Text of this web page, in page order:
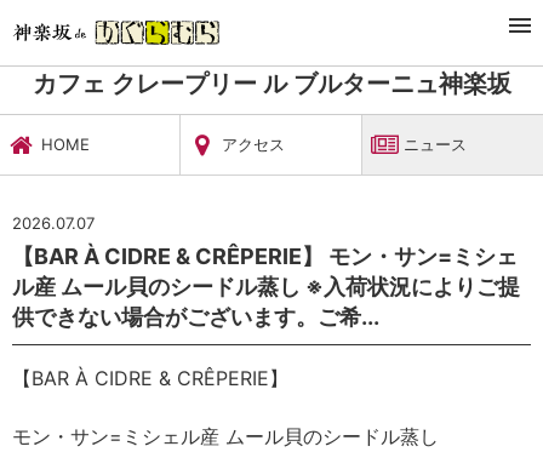
カフェ＆バー
カフェ クレープリー ル ブルターニュ神楽坂
ニュース
カフェ クレープリー ル ブルターニュ神楽坂
HOME アクセス ニュース
2026.07.07
【BAR À CIDRE & CRÊPERIE】 モン・サン=ミシェ
ル産 ムール貝のシードル蒸し ※入荷状況によりご提
供できない場合がございます。ご希...
【BAR À CIDRE & CRÊPERIE】
モン・サン=ミシェル産 ムール貝のシードル蒸し